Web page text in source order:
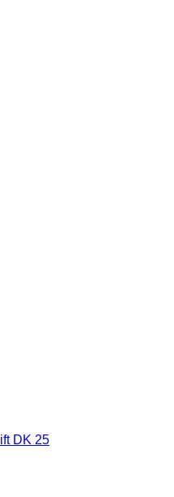
DK 25